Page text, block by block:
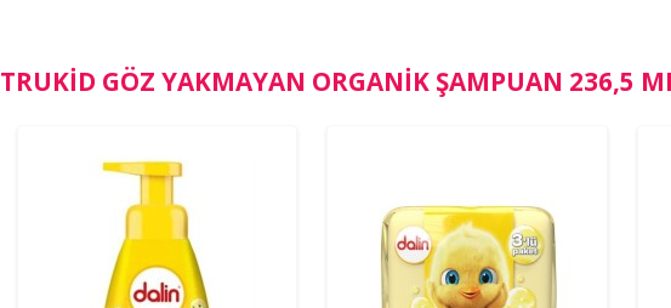
TRUKID GÖZ YAKMAYAN ORGANIK ŞAMPUAN 236,5